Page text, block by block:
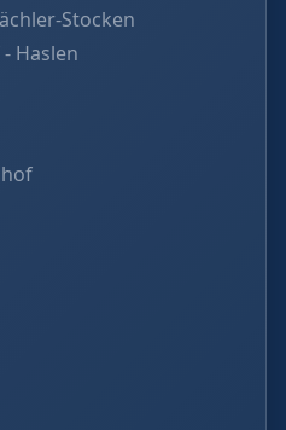
Stocken
Haslen